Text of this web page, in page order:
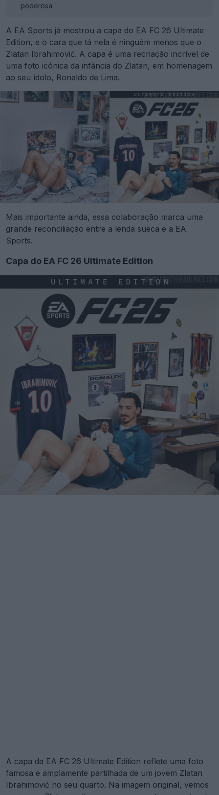
poderosa.
A EA Sports já mostrou a capa do EA FC 26 Ultimate
Edition, e o cara que tá nela é ninguém menos que o
Zlatan Ibrahimović. A capa é uma recriação incrível de
uma foto icónica da infância do Zlatan, em homenagem
ao seu ídolo, Ronaldo de Lima.
Mais importante ainda, essa colaboração marca uma
grande reconciliação entre a lenda sueca e a EA
Sports.
Capa do EA FC 26 Ultimate Edition
A capa da EA FC 26 Ultimate Edition reflete uma foto
famosa e amplamente partilhada de um jovem Zlatan
Ibrahimović no seu quarto. Na imagem original, vemos